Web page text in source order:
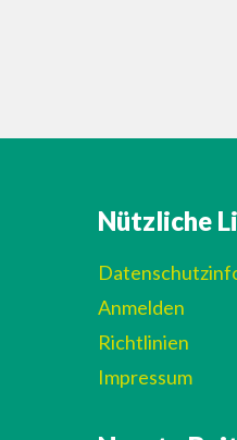
Nützliche
Anmelden
Richtlinien
Impressum